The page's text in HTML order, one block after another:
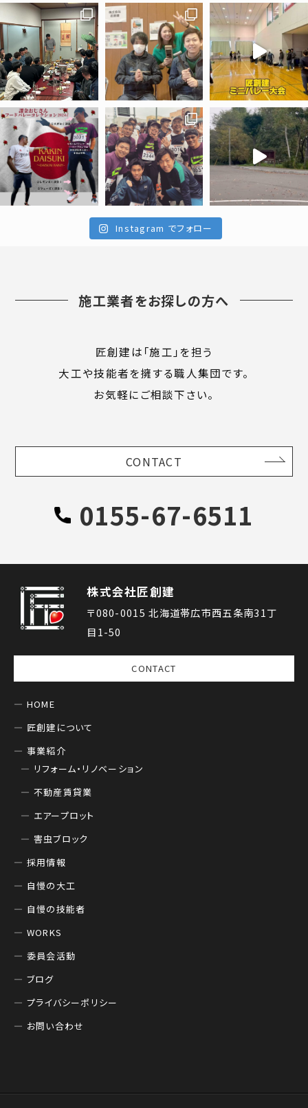
Instagram でフォロー
施工業者をお探しの方へ
匠創建は「施工」を担う
大工や技能者を擁する職人集団です。
お気軽にご相談下さい。
CONTACT
0155-67-6511
株式会社匠創建
〒080-0015 北海道帯広市西五条南31丁
目1-50
CONTACT
HOME
匠創建について
事業紹介
リフォーム・リノベーション
不動産賃貸業
エアープロット
害虫ブロック
採用情報
自慢の大工
自慢の技能者
WORKS
委員会活動
ブログ
プライバシーポリシー
お問い合わせ